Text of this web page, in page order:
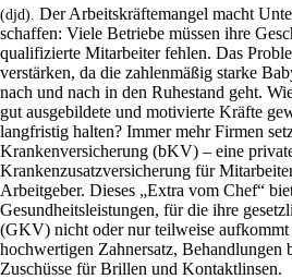
(djd). Der Arbeitskräftemangel macht
schaffen: Viele Betriebe müssen ihre
qualifizierte Mitarbeiter fehlen. Das
verstärken, da die zahlenmäßig starke
nach und nach in den Ruhestand geht.
gut ausgebildete und motivierte Kräfte
langfristig halten? Immer mehr Firmen
Krankenversicherung (bKV) – eine
Krankenzusatzversicherung für
Arbeitgeber. Dieses „Extra vom Chef“
Gesundheitsleistungen, für die ihre
(GKV) nicht oder nur teilweise aufkommt
hochwertigen Zahnersatz, Behandlungen
Zuschüsse für Brillen und Kontaktlinsen.